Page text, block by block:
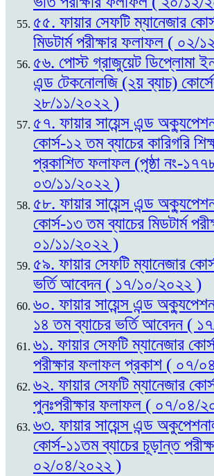
৫৫. ফায়ার সেফটি ম্যানেজার
মিডটার্ম পরীক্ষার ফলাফল ( ০২/
৫৬. পোস্ট গ্রাজুয়েট ডিপ্লোমা ইন
এন্ড টেকনোলজি (২য় ব্যাচ)
২৮/১১/২০২২ )
৫৭. ফায়ার সায়েন্স এন্ড
কোর্স-১২ তম ব্যাচের কারিগরি
প্রকাশিত ফলাফল (পৃষ্ঠা নং-
০৩/১১/২০২২ )
৫৮. ফায়ার সায়েন্স এন্ড
কোর্স-১৩ তম ব্যাচের মিডটার্ম
০১/১১/২০২২ )
৫৯. ফায়ার সেফটি ম্যানেজার
ভর্তি আবেদন ( ১৭/১০/২০২২ )
৬০. ফায়ার সায়েন্স এন্ড
১৪ তম ব্যাচের ভর্তি আবেদন (
৬১. ফায়ার সেফটি ম্যানেজার
পরীক্ষার ফলাফল প্রকাশ ( ০৭/
৬২. ফায়ার সেফটি ম্যানেজার
পুনঃপরীক্ষার ফলাফল ( ০৭/০৪/
৬৩. ফায়ার সায়েন্স এন্ড
কোর্স-১১তম ব্যাচের চূড়ান্ত
০২/০৪/২০২২ )